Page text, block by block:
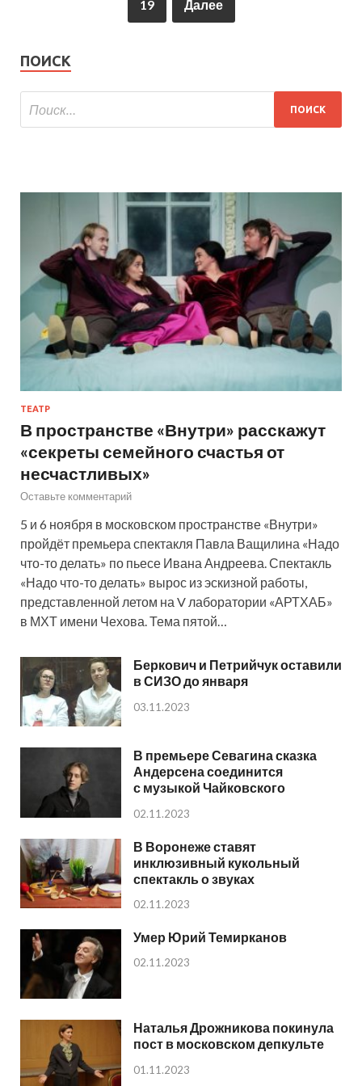
19 Далее
ПОИСК
ТЕАТР
В пространстве «Внутри» расскажут
«секреты семейного счастья от
несчастливых»
Оставьте комментарий
5 и 6 ноября в московском пространстве «Внутри»
пройдёт премьера спектакля Павла Ващилина «Надо
что-то делать» по пьесе Ивана Андреева. Спектакль
«Надо что-то делать» вырос из эскизной работы,
представленной летом на V лаборатории «АРТХАБ»
в МХТ имени Чехова. Тема пятой…
Беркович и Петрийчук оставили
в СИЗО до января
03.11.2023
В премьере Севагина сказка
Андерсена соединится
с музыкой Чайковского
02.11.2023
В Воронеже ставят
инклюзивный кукольный
спектакль о звуках
02.11.2023
Умер Юрий Темирканов
02.11.2023
Наталья Дрожникова покинула
пост в московском депкульте
01.11.2023